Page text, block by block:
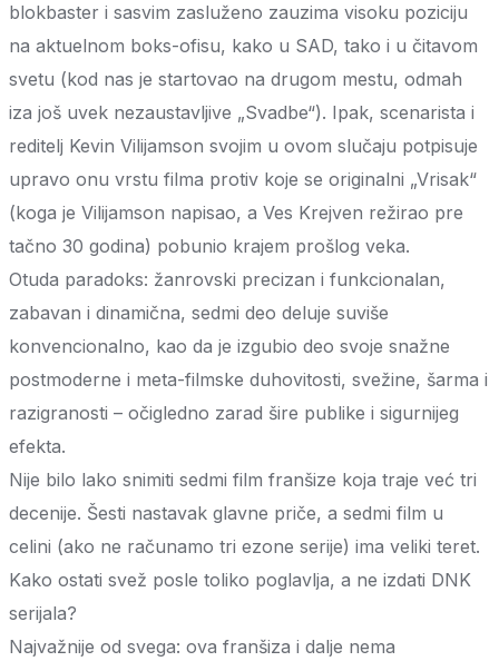
blokbaster i sasvim zasluženo zauzima visoku poziciju
na aktuelnom boks-ofisu, kako u SAD, tako i u čitavom
svetu (kod nas je startovao na drugom mestu, odmah
iza još uvek nezaustavljive „Svadbe“). Ipak, scenarista i
reditelj Kevin Vilijamson svojim u ovom slučaju potpisuje
upravo onu vrstu filma protiv koje se originalni „Vrisak“
(koga je Vilijamson napisao, a Ves Krejven režirao pre
tačno 30 godina) pobunio krajem prošlog veka.
Otuda paradoks: žanrovski precizan i funkcionalan,
zabavan i dinamična, sedmi deo deluje suviše
konvencionalno, kao da je izgubio deo svoje snažne
postmoderne i meta-filmske duhovitosti, svežine, šarma i
razigranosti – očigledno zarad šire publike i sigurnijeg
efekta.
Nije bilo lako snimiti sedmi film franšize koja traje već tri
decenije. Šesti nastavak glavne priče, a sedmi film u
celini (ako ne računamo tri ezone serije) ima veliki teret.
Kako ostati svež posle toliko poglavlja, a ne izdati DNK
serijala?
Najvažnije od svega: ova franšiza i dalje nema